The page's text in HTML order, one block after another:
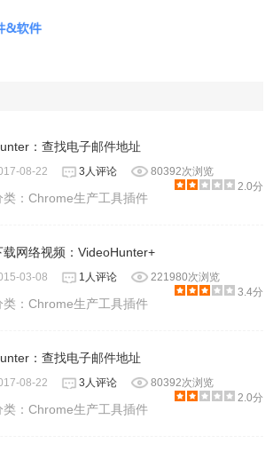
：查找电子邮件地址
08-22 3人评论
80392次浏览
2.0分
类：Chrome生产工具插件
载网络视频：VideoHunter+
03-08 1人评论
221980次浏览
3.4分
类：Chrome生产工具插件
：查找电子邮件地址
08-22 3人评论
80392次浏览
2.0分
类：Chrome生产工具插件